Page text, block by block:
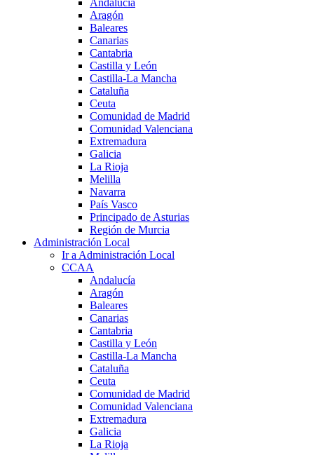
Aragón
Baleares
Canarias
Cantabria
Castilla y León
Castilla-La Mancha
Cataluña
Ceuta
Comunidad de Madrid
Comunidad Valenciana
Extremadura
Galicia
La Rioja
Melilla
Navarra
País Vasco
Principado de Asturias
Región de Murcia
Administración Local
Ir a Administración Local
CCAA
Andalucía
Aragón
Baleares
Canarias
Cantabria
Castilla y León
Castilla-La Mancha
Cataluña
Ceuta
Comunidad de Madrid
Comunidad Valenciana
Extremadura
Galicia
La Rioja